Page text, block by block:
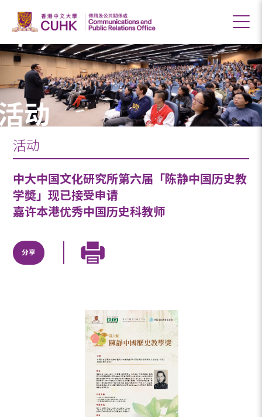
动
活动
中大中国文化研究所第六届「陈静中国历史教
学奬」现已接受申请
嘉许本港优秀中国历史科教师
分享